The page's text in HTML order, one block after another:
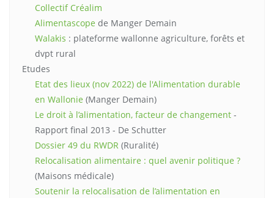
Collectif Créalim
Alimentascope de Manger Demain
Walakis : plateforme wallonne agriculture, forêts et
dvpt rural
Etudes
Etat des lieux (nov 2022) de l'Alimentation durable
en Wallonie (Manger Demain)
Le droit à l’alimentation, facteur de changement -
Rapport final 2013 - De Schutter
Dossier 49 du RWDR (Ruralité)
Relocalisation alimentaire : quel avenir politique ?
(Maisons médicale)
Soutenir la relocalisation de l’alimentation en